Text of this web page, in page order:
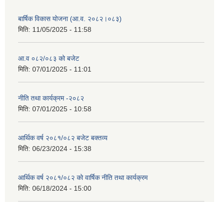
बार्षिक विकास योजना (आ.व. २०८२।०८३)
मिति: 11/05/2025 - 11:58
आ.व ०८२/०८३ को बजेट
मिति: 07/01/2025 - 11:01
नीति तथा कार्यक्रम -२०८२
मिति: 07/01/2025 - 10:58
आर्थिक वर्ष २०८१/०८२ बजेट बक्तव्य
मिति: 06/23/2024 - 15:38
आर्थिक वर्ष २०८१/०८२ काे वार्षिक नीति तथा कार्यक्रम
मिति: 06/18/2024 - 15:00